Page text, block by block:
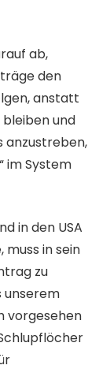
ab,
den
anstatt
bleiben und
anzustreben,
im System
in den USA
in sein
zu
unserem
vorgesehen